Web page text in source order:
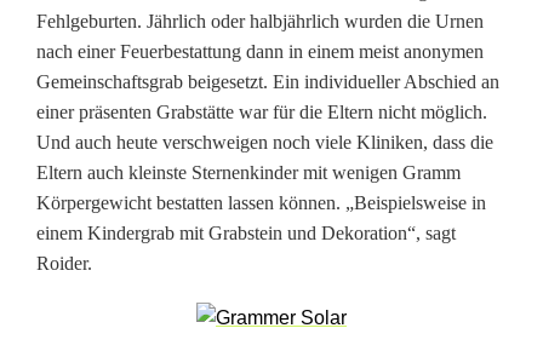
e
n
Fehlgeburten. Jährlich oder halbjährlich wurden die Urnen
nach einer Feuerbestattung dann in einem meist anonymen
Gemeinschaftsgrab beigesetzt. Ein individueller Abschied an
einer präsenten Grabstätte war für die Eltern nicht möglich.
Und auch heute verschweigen noch viele Kliniken, dass die
Eltern auch kleinste Sternenkinder mit wenigen Gramm
Körpergewicht bestatten lassen können. „Beispielsweise in
einem Kindergrab mit Grabstein und Dekoration“, sagt
Roider.